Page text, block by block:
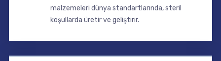
malzemeleri dünya standartlarında, steril
koşullarda üretir ve geliştirir.